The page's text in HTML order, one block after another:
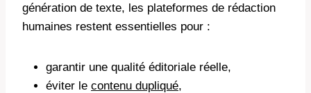
génération de texte, les plateformes de rédaction
humaines restent essentielles pour :
garantir une qualité éditoriale réelle,
éviter le contenu dupliqué,